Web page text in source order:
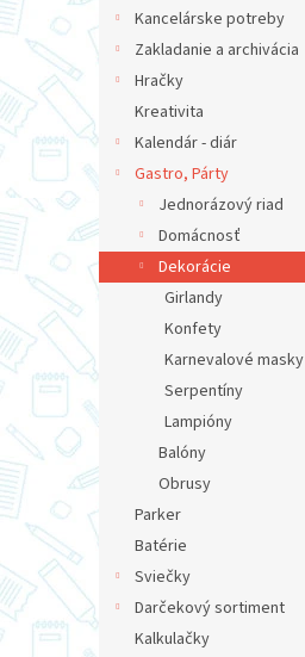
Kancelárske potreby
Zakladanie a archivácia
Hračky
Kreativita
Kalendár - diár
Gastro, Párty
Jednorázový riad
Domácnosť
Dekorácie
Girlandy
Konfety
Karnevalové masky
Serpentíny
Lampióny
Balóny
Obrusy
Parker
Batérie
Sviečky
Darčekový sortiment
Kalkulačky